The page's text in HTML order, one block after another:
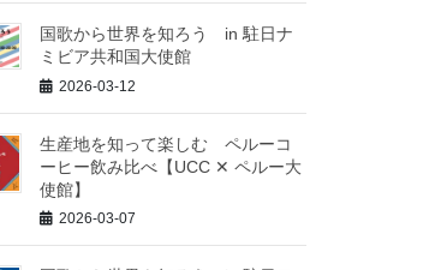
国歌から世界を知ろう in 駐日ナ
ミビア共和国大使館
2026-03-12
生産地を知って楽しむ ペルーコ
ーヒー飲み比べ【UCC ✕ ペルー大
使館】
2026-03-07